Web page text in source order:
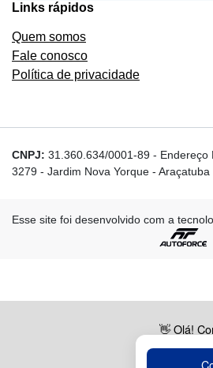
Links rápidos
Quem somos
Fale conosco
Política de privacidade
CNPJ: 31.360.634/0001-89 - Endereço
3279 - Jardim Nova Yorque -
Esse site foi desenvolvido com a